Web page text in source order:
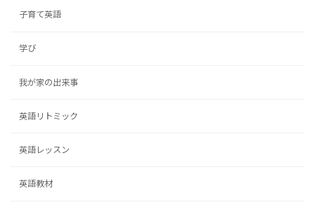
子育て英語
学び
我が家の出来事
英語リトミック
英語レッスン
英語教材